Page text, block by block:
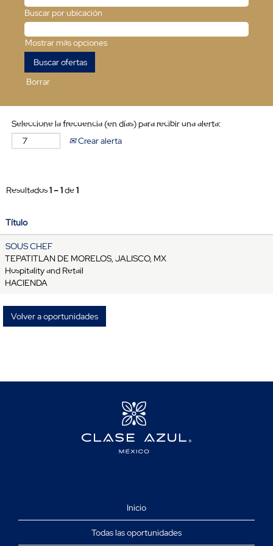
Buscar por ubicación
Mostrar más opciones
Borrar
Seleccione la frecuencia (en días) para recibir una alerta:
Crear alerta
Resultados1 – 1de1
Título
SOUS CHEF
TEPATITLAN DE MORELOS, JALISCO, MX
Hospitality and Retail
HACIENDA
Volver a oportunidades
Inicio
Todas las oportunidades